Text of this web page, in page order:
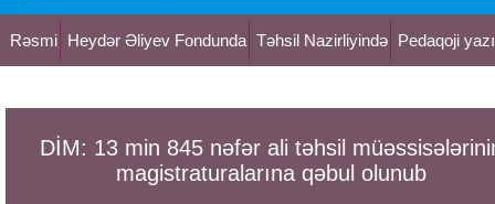
Rəsmi Heydər Əliyev Fondunda Təhsil Nazirliyində Pedaqoji
DİM: 13 min 845 nəfər ali təhsil
magistraturalarına qəbul olunub